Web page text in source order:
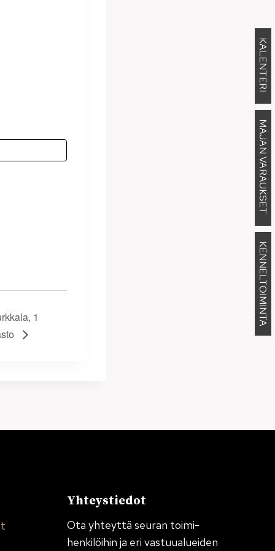
KALENTERI
MAJAN VARAUKSET
KENNELTOIMINTA
1
Yhteystiedot
Ota yhteyttä seuran toimi­
henkilöihin ja eri vastuualueiden